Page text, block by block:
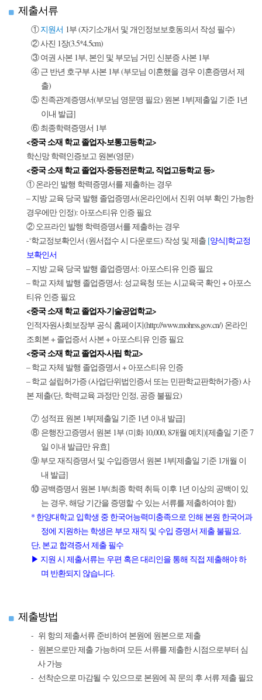
제출서류
①지원서 1부 (자기소개서 및 개인정보보호동의서 작성 필수)
② 사진 1장(3.5*4.5cm)
③ 여권 사본 1부, 본인 및 부모님 거민 신분증 사본 1부
④ 근 반년 호구부 사본 1부 (부모님 이혼했을 경우 이혼증명서 제
출)
⑤ 친족관계증명서(부모님 영문명 필요) 원본 1부[제출일 기준 1년
이내 발급]
⑥ 최종학력증명서 1부
<중국 소재 학교 졸업자-보통고등학교>
학신망 학력인증보고 원본(영문)
<중국 소재 학교 졸업자-중등전문학교, 직업고등학교 등>
① 온라인 발행 학력증명서를 제출하는 경우
– 지방 교육 당국 발행 졸업증명서(온라인에서 진위 여부 확인 가능한
경우에만 인정): 아포스티유 인증 필요
② 오프라인 발행 학력증명서를 제출하는 경우
-‘학교정보확인서 (원서접수 시 다운로드) 작성 및 제출 [양식]학교정
보확인서
– 지방 교육 당국 발행 졸업증명서: 아포스티유 인증 필요
– 학교 자체 발행 졸업증명서: 성교육청 또는 시교육국 확인 + 아포스
티유 인증 필요
<중국 소재 학교 졸업자-기술공업학교>
인적자원사회보장부 공식 홈페이지(http://www.mohrss.gov.cn/) 온라인
조회본 + 졸업증서 사본 + 아포스티유 인증 필요
<중국 소재 학교 졸업자-사립 학교>
– 학교 자체 발행 졸업증명서 + 아포스티유 인증
– 학교 설립허가증 (사업단위법인증서 또는 민판학교판학허가증) 사
본 제출(단, 학력교육 과정만 인정, 공증 불필요)
⑦ 성적표 원본 1부[제출일 기준 1년 이내 발급]
⑧ 은행잔고증명서 원본 1부 (미화 10,000, 8개월 예치)[제출일 기준 7
일 이내 발급만 유효]
⑨ 부모 재직증명서 및 수입증명서 원본 1부[제출일 기준 1개월 이
내 발급]
⑩ 공백증명서 원본 1부(최종 학력 취득 이후 1년 이상의 공백이 있
는 경우, 해당 기간을 증명할 수 있는 서류를 제출하여야 함)
* 한양대학교 입학생 중 한국어능력미충족으로 인해 본원 한국어과
정에 지원하는 학생은 부모 재직 및 수입 증명서 제출 불필요.
단, 본교 합격증서 제출 필수
▶ 지원 시 제출서류는 우편 혹은 대리인을 통해 직접 제출해야 하
며 반환되지 않습니다.
제출방법
위 항의 제출서류 준비하여 본원에 원본으로 제출
원본으로만 제출 가능하며 모든 서류를 제출한 시점으로부터 심
사 가능
선착순으로 마감될 수 있으므로 본원에 꼭 문의 후 서류 제출 필요